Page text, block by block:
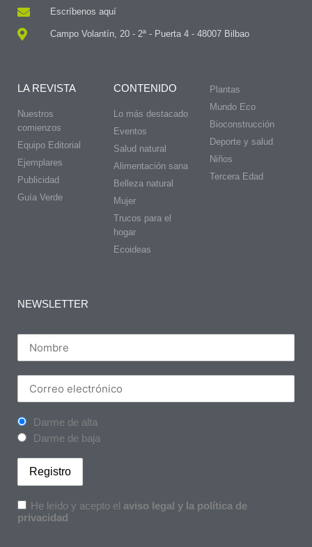
Escríbenos aquí
Campo Volantín, 20 - 2ª - Puerta 4 - 48007 Bilbao
LA REVISTA
Nuestros
comienzos
Equipo Editorial
Ejemplares
Publicidad
Guía Verde
CONTENIDO
Lo más destacado
Eventos
Salud natural
Alimentación sana
Belleza natural
Mujer
Trucos para el
hogar
Ecoideas
Plantas
Mundo Eco
Bioconstrucción
Deporte y salud
Niños
Tercera Edad
NEWSLETTER
Darme de alta
Darme de baja
He leído y acepto el aviso legal y la política de
privacidad